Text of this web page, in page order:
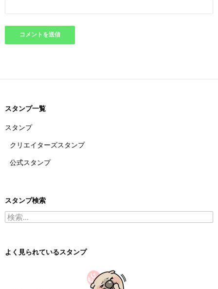
スタンプ一覧
スタンプ
クリエイターズスタンプ
公式スタンプ
スタンプ検索
検索:
よく見られているスタンプ